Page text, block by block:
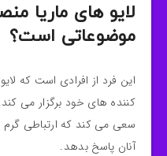
لایو های ماریا
موضوعاتی است؟
این فرد از افرادی است که
کننده های خود برگزار می
سعی می کند که ارتباطی گرم
آنان پاسخ بدهد.